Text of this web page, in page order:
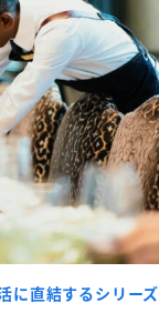
に直結するシリーズ